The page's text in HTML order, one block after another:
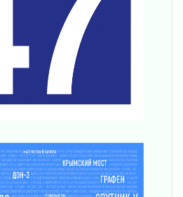
систему
труда»
времени»
одна